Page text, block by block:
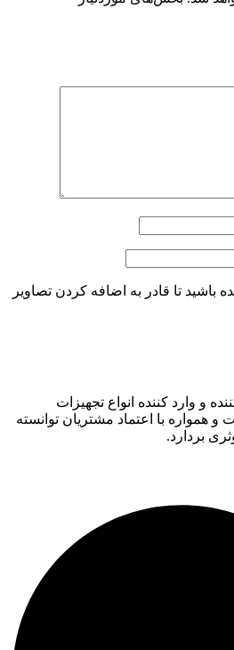
باشید تا قادر به اضافه کردن تصاویر
و وارد کننده انواع تجهیزات
با اعتماد مشتریان توانسته
بردارد.